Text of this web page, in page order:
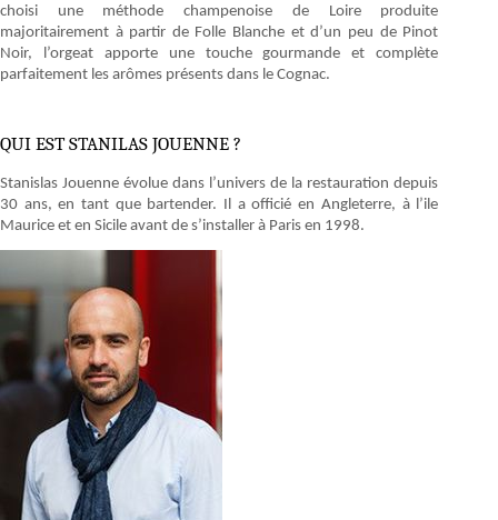
choisi une méthode champenoise de Loire produite
majoritairement à partir de Folle Blanche et d’un peu de Pinot
Noir, l’orgeat apporte une touche gourmande et complète
parfaitement les arômes présents dans le Cognac.
QUI EST STANILAS JOUENNE ?
Stanislas Jouenne évolue dans l’univers de la restauration depuis
30 ans, en tant que bartender. Il a officié en Angleterre, à l’ile
Maurice et en Sicile avant de s’installer à Paris en 1998.